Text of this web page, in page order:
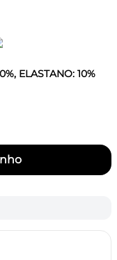
ELASTANO: 10%